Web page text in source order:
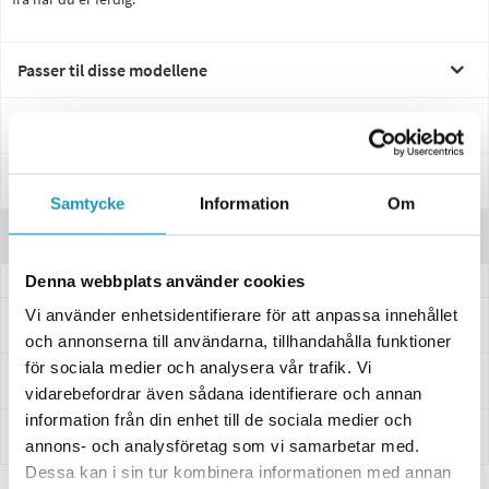
Samtycke Information Om
Denna webbplats använder cookies
Vi använder enhetsidentifierare för att anpassa innehållet
och annonserna till användarna, tillhandahålla funktioner
för sociala medier och analysera vår trafik. Vi
vidarebefordrar även sådana identifierare och annan
information från din enhet till de sociala medier och
annons- och analysföretag som vi samarbetar med.
Dessa kan i sin tur kombinera informationen med annan
Passer til disse modellene
Manualer & Guider
Anmeldelser
Spørsmål og svar